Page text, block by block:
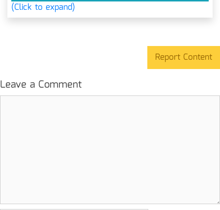
(Click to expand)
Report Content
Leave a Comment